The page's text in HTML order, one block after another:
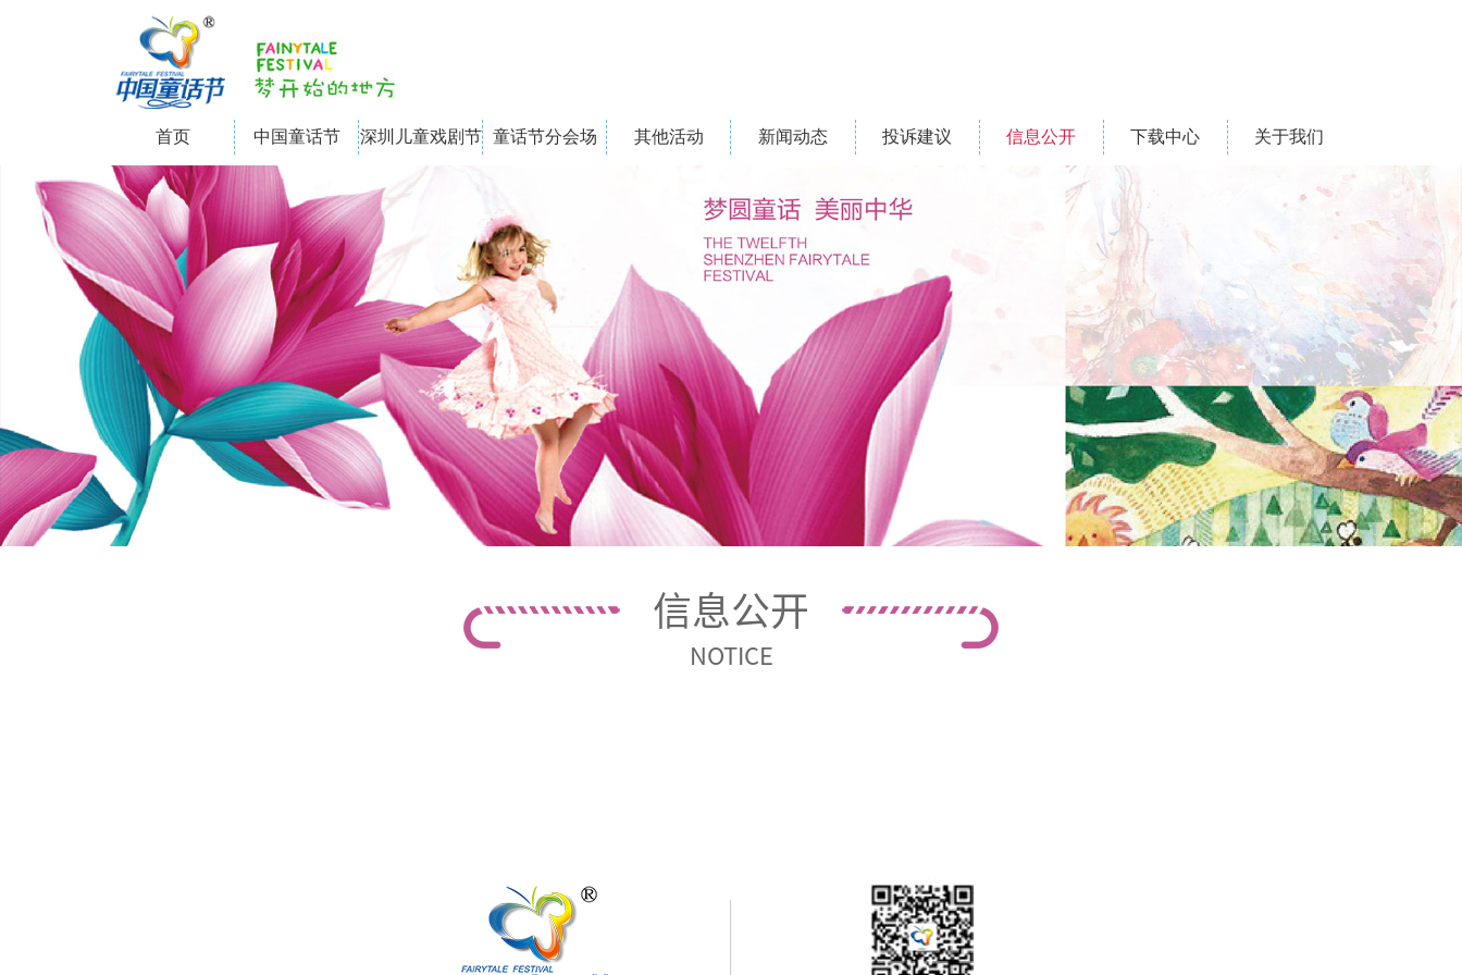
首页 中国童话节 深圳儿童戏剧节 童话节分会场 其他活动 新闻动态 投诉建议 信息公开 下载中心 关于我们
信息公开
NOTICE